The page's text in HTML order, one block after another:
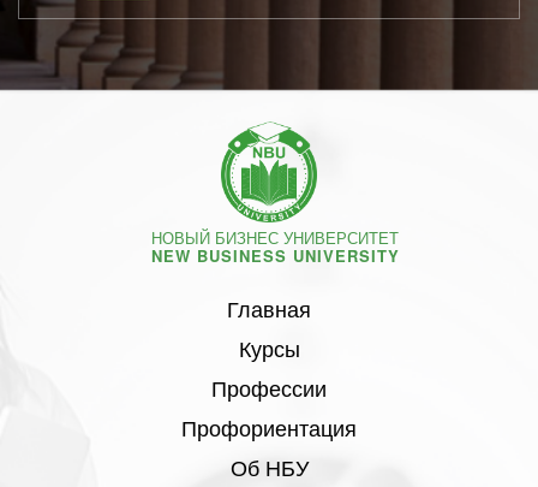
НОВЫЙ БИЗНЕС УНИВЕРСИТЕТ
NEW BUSINESS UNIVERSITY
Главная
Курсы
Профессии
Профориентация
Об НБУ